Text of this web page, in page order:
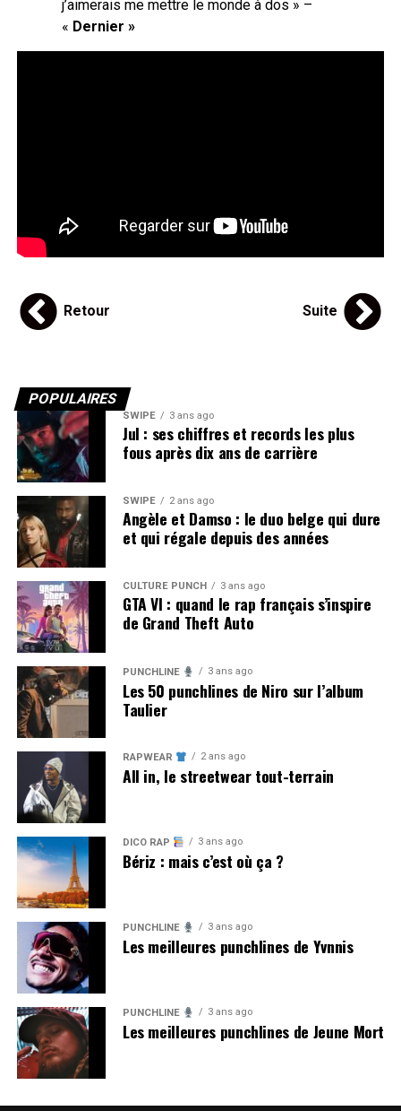
j’aimerais me mettre le monde à dos » –
« Dernier »
Retour Suite
POPULAIRES
SWIPE 3 ans ago
Jul : ses chiffres et records les plus
fous après dix ans de carrière
SWIPE 2 ans ago
Angèle et Damso : le duo belge qui dure
et qui régale depuis des années
CULTURE PUNCH 3 ans ago
GTA VI : quand le rap français s’inspire
de Grand Theft Auto
PUNCHLINE 3 ans ago
Les 50 punchlines de Niro sur l’album
Taulier
RAPWEAR 2 ans ago
All in, le streetwear tout-terrain
DICO RAP 3 ans ago
Bériz : mais c’est où ça ?
PUNCHLINE 3 ans ago
Les meilleures punchlines de Yvnnis
PUNCHLINE 3 ans ago
Les meilleures punchlines de Jeune Mort